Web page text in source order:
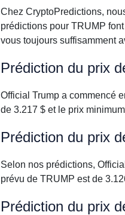
Chez CryptoPredictions,
prédictions pour TRUMP
vous toujours suffisamment
Prédiction du prix
Official Trump a commencé
de 3.217 $ et le prix
Prédiction du prix
Selon nos prédictions,
prévu de TRUMP est de
Prédiction du prix